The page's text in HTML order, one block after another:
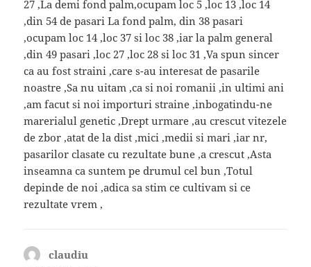
27 ,La demi fond palm,ocupam loc 5 ,loc 13 ,loc 14
,din 54 de pasari La fond palm, din 38 pasari
,ocupam loc 14 ,loc 37 si loc 38 ,iar la palm general
,din 49 pasari ,loc 27 ,loc 28 si loc 31 ,Va spun sincer
ca au fost straini ,care s-au interesat de pasarile
noastre ,Sa nu uitam ,ca si noi romanii ,in ultimi ani
,am facut si noi importuri straine ,inbogatindu-ne
marerialul genetic ,Drept urmare ,au crescut vitezele
de zbor ,atat de la dist ,mici ,medii si mari ,iar nr,
pasarilor clasate cu rezultate bune ,a crescut ,Asta
inseamna ca suntem pe drumul cel bun ,Totul
depinde de noi ,adica sa stim ce cultivam si ce
rezultate vrem ,
claudiu